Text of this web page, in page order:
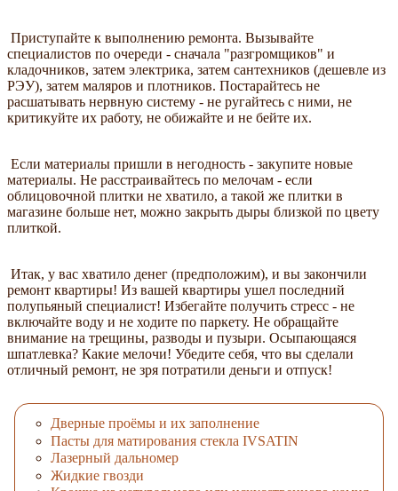
Приступайте к выполнению ремонта. Вызывайте
специалистов по очереди - сначала "разгромщиков" и
кладочников, затем электрика, затем сантехников (дешевле из
РЭУ), затем маляров и плотников. Постарайтесь не
расшатывать нервную систему - не ругайтесь с ними, не
критикуйте их работу, не обижайте и не бейте их.
Если материалы пришли в негодность - закупите новые
материалы. Не расстраивайтесь по мелочам - если
облицовочной плитки не хватило, а такой же плитки в
магазине больше нет, можно закрыть дыры близкой по цвету
плиткой.
Итак, у вас хватило денег (предположим), и вы закончили
ремонт квартиры! Из вашей квартиры ушел последний
полупьяный специалист! Избегайте получить стресс - не
включайте воду и не ходите по паркету. Не обращайте
внимание на трещины, разводы и пузыри. Осыпающаяся
шпатлевка? Какие мелочи! Убедите себя, что вы сделали
отличный ремонт, не зря потратили деньги и отпуск!
Дверные проёмы и их заполнение
Пасты для матирования стекла IVSATIN
Лазерный дальномер
Жидкие гвозди